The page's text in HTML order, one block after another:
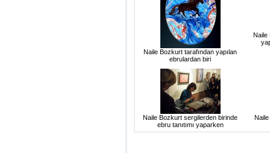
Naile Bozkurt tarafından yapılan
ebrulardan biri
Naile
Naile Bozkurt sergilerden birinde
ebru tanıtımı yaparken